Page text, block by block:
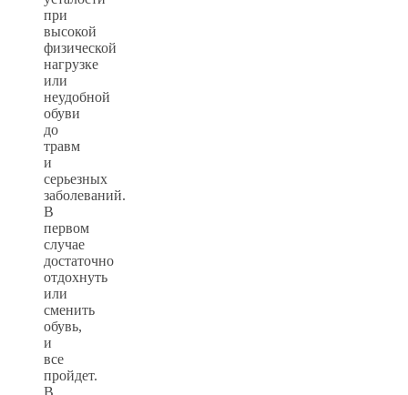
при
высокой
физической
нагрузке
или
неудобной
обуви
до
травм
и
серьезных
заболеваний.
В
первом
случае
достаточно
отдохнуть
или
сменить
обувь,
и
все
пройдет.
В